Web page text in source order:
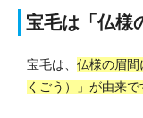
宝毛は「仏様
宝毛は、 仏様の眉間
くごう）」が由来で